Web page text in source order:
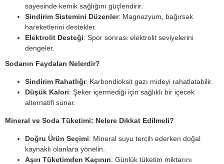
sayesinde kemik sağlığını güçlendirir.
Sindirim Sistemini Düzenler: Magnezyum, bağırsak
hareketlerini destekler.
Elektrolit Desteği: Spor sonrası elektrolit seviyelerini
dengeler.
Sodanın Faydaları Nelerdir?
Sindirim Rahatlığı: Karbondioksit gazı mideyi rahatlatabilir.
Düşük Kalori: Şeker içermediği için sağlıklı bir içecek
alternatifi sunar.
Mineral ve Soda Tüketimi: Nelere Dikkat Edilmeli?
Doğru Ürün Seçimi: Mineral suyu tercih ederken doğal
kaynaklı olanlara yönelin.
Aşırı Tüketimden Kaçının: Günlük tüketim miktarını